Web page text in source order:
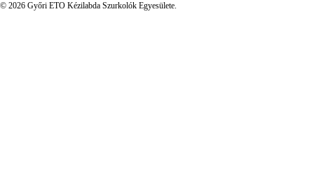
© 2026 Győri ETO Kézilabda Szurkolók Egyesülete.